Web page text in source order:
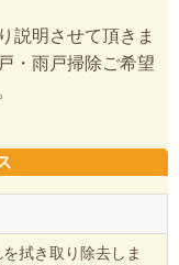
説明させて頂きま
・雨戸掃除ご希望
拭き取り除去しま